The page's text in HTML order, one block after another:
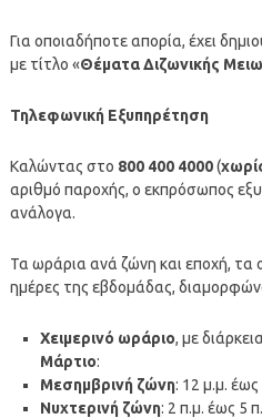
Για οποιαδήποτε απορία, έχει
με τίτλο «Θέματα Διζωνικής
Τηλεφωνική Εξυπηρέτηση
Καλώντας στο 800 400 4000(
αριθμό παροχής, ο εκπρόσωπος
ανάλογα.
Τα ωράρια ανά ζώνη και εποχή, τα
ημέρες της εβδομάδας,
Χειμερινό ωράριο, με
Μάρτιο:
Μεσημβρινή ζώνη: 12 μ.μ. έως
Νυχτερινή ζώνη: 2 π.μ. έως 5